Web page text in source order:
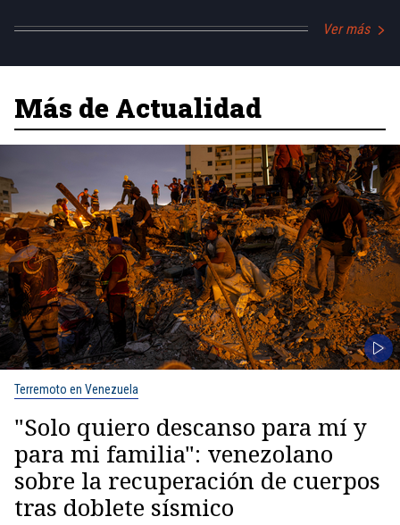
Ver más
Más de Actualidad
Terremoto en Venezuela
"Solo quiero descanso para mí y
para mi familia": venezolano
sobre la recuperación de cuerpos
tras doblete sísmico